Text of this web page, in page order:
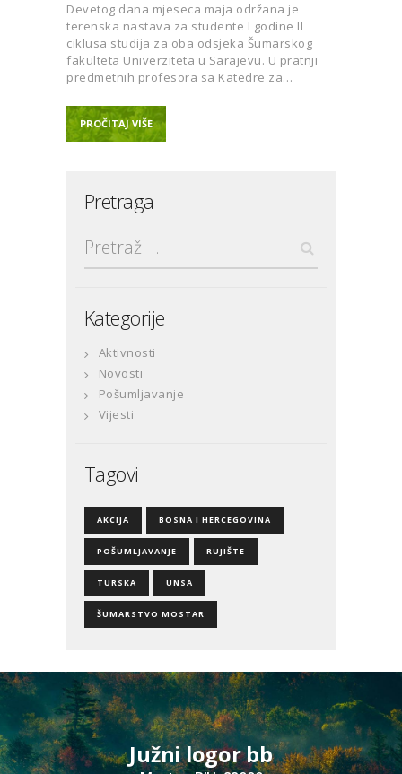
Devetog dana mjeseca maja održana je
terenska nastava za studente I godine II
ciklusa studija za oba odsjeka Šumarskog
fakulteta Univerziteta u Sarajevu. U pratnji
predmetnih profesora sa Katedre za…
PROČITAJ VIŠE
Pretraga
Kategorije
Aktivnosti
Novosti
Pošumljavanje
Vijesti
Tagovi
AKCIJA BOSNA I HERCEGOVINA
POŠUMLJAVANJE RUJIŠTE
TURSKA UNSA
ŠUMARSTVO MOSTAR
Južni logor bb